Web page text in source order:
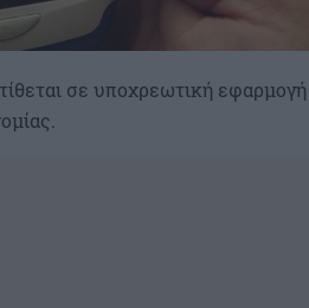
σε υποχρεωτική